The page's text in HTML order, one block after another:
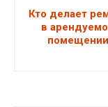
Кто делает
в
помещении